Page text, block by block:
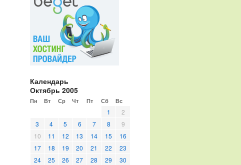
Календарь
Октябрь 2005
Пн Вт Ср Чт Пт Сб Вс
1
2
3
4 5 6 7 8
9
10
11 12 13 14 15
16
17
18 19 20 21 22
23
24
25 26 27 28 29
30